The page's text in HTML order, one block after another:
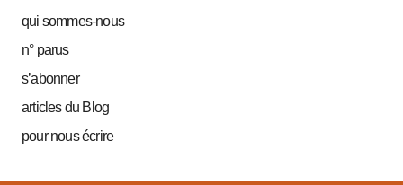
qui sommes-nous
n° parus
s’abonner
articles du Blog
pour nous écrire